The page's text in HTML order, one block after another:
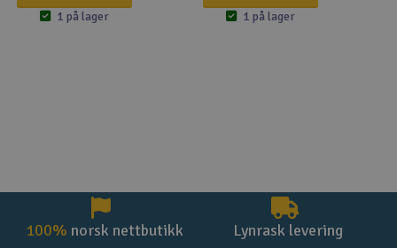
1 på lager 1 på lager
100% norsk nettbutikk Lynrask levering